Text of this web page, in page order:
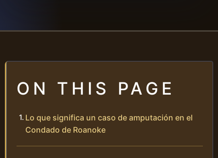
ON THIS PAGE
Lo que significa un caso de amputación en el
Condado de Roanoke